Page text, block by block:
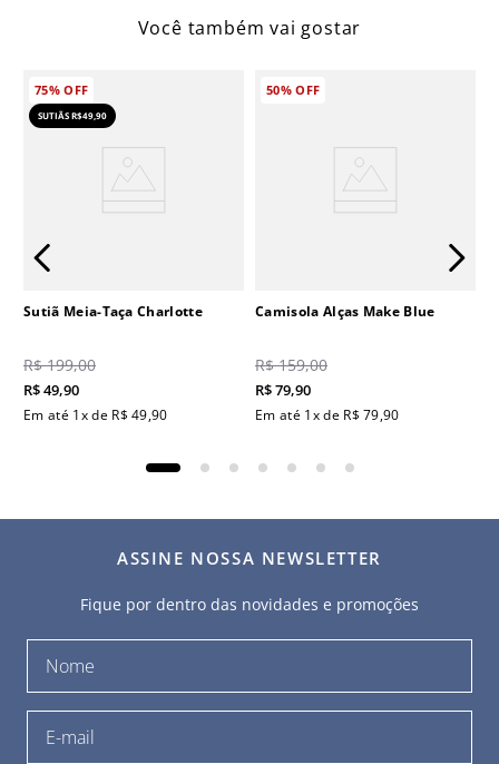
Você também vai gostar
75%OFF
SUTIÃS R$49,90
Sutiã Meia-Taça Charlotte
R$ 199,00
R$49,90
Em até 1x de R$ 49,90
50%OFF
Camisola Alças Make Blue
R$ 159,00
R$79,90
Em até 1x de R$ 79,90
ASSINE NOSSA NEWSLETTER
Fique por dentro das novidades e promoções